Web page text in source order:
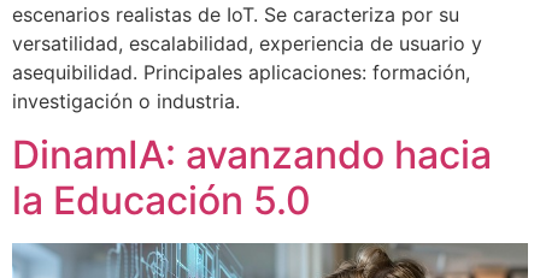
escenarios realistas de IoT. Se caracteriza por su
versatilidad, escalabilidad, experiencia de usuario y
asequibilidad. Principales aplicaciones: formación,
investigación o industria.
DinamIA: avanzando hacia
la Educación 5.0